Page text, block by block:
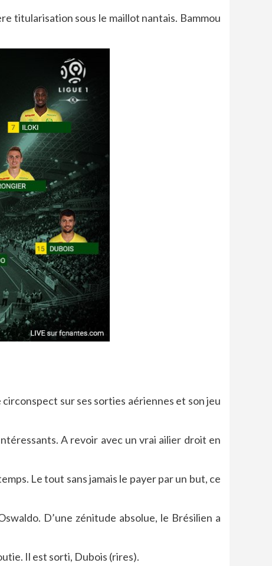
titularisation sous le maillot nantais. Bammou
circonspect sur ses sorties aériennes et son jeu
A revoir avec un vrai ailier droit en
Le tout sans jamais le payer par un but, ce
D’une zénitude absolue, le Brésilien a
Il est sorti, Dubois (rires).